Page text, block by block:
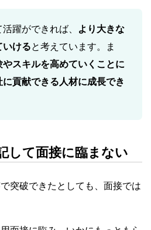
躍ができれば、
より大きな
いけると考えています。ま
やスキルを高めていくことに
貢献できる人材に成長でき
して面接に臨まない
突破できたとしても、面接では